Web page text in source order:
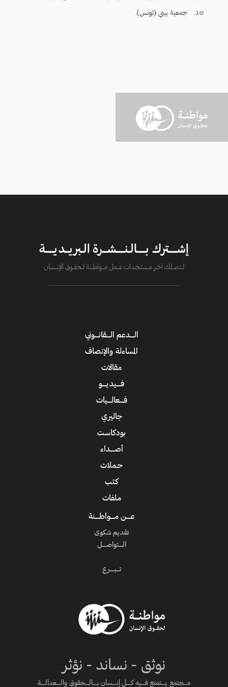
جمعية بيتي (تونس)
إشــــترك بــــالـنــــشــرة الـبريــديــــة
لــتصــلك آخــر مــستـجــدات عــــمل مــــواطــنة لـــحقــوق الإنــــسان
نوثق - نساند - نؤثر
مـــجتمع يــــتمتع فــــيه كــــل إنــــسان بــــالــــحقوق والــــعدالــــة
الــــدعم الــــقانــــوني
المساءلة والإنصاف
مقالات
فــــيديــــو
فــــعالــــيات
جاليري
بودكاست
أصــــداء
حـملات
كتب
ملفات
عــــن مــــواطــــنة
تقديم شكوى
الــــتواصــــل
تـــبــــرع